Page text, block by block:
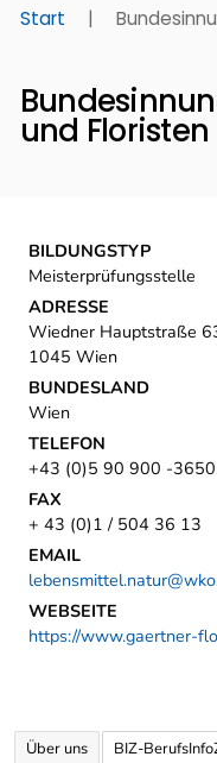
Start |
und Floristen
BILDUNGSTYP
Meisterprüfungsstelle
ADRESSE
Wiedner Hauptstraße
1045 Wien
BUNDESLAND
Wien
TELEFON
+43 (0)5 90 900 -3650
FAX
+ 43 (0)1 / 504 36 13
EMAIL
WEBSEITE
https://www.gaertner-
Über uns BIZ-